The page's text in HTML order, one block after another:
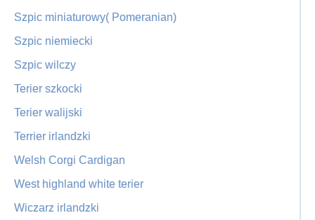
Szpic miniaturowy( Pomeranian)
Szpic niemiecki
Szpic wilczy
Terier szkocki
Terier walijski
Terrier irlandzki
Welsh Corgi Cardigan
West highland white terier
Wiczarz irlandzki